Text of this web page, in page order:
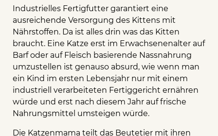
Industrielles Fertigfutter garantiert eine
ausreichende Versorgung des Kittens mit
Nährstoffen. Da ist alles drin was das Kitten
braucht. Eine Katze erst im Erwachsenenalter auf
Barf oder auf Fleisch basierende Nassnahrung
umzustellen ist genauso absurd, wie wenn man
ein Kind im ersten Lebensjahr nur mit einem
industriell verarbeiteten Fertiggericht ernähren
würde und erst nach diesem Jahr auf frische
Nahrungsmittel umsteigen würde.
Die Katzenmama teilt das Beutetier mit ihren